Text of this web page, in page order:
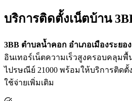
บริการติดตั้งเน็ตบ้าน
3BB ตำบลน้ำคอก อำเภอเมืองระยอ
อินเทอร์เน็ตความเร็วสูงครอบคลุม
ไปรษณีย์ 21000 พร้อมให้บริการติด
ใช้จ่ายเพิ่มเติม